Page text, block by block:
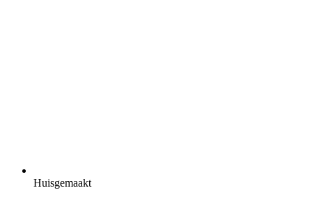
Huisgemaakt